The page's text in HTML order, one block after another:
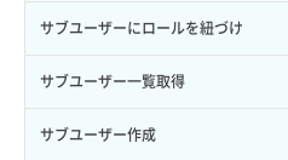
サブユーザーにロールを紐づけ
サブユーザー一覧取得
サブユーザー作成